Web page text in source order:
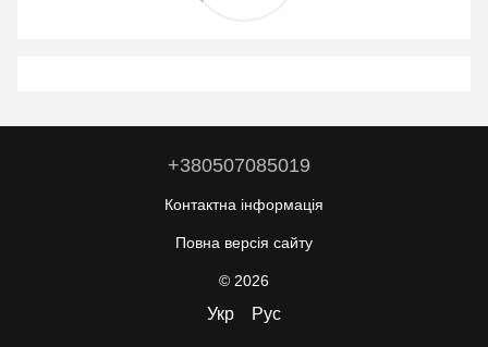
+380507085019
Контактна інформація
Повна версія сайту
© 2026
Укр Рус